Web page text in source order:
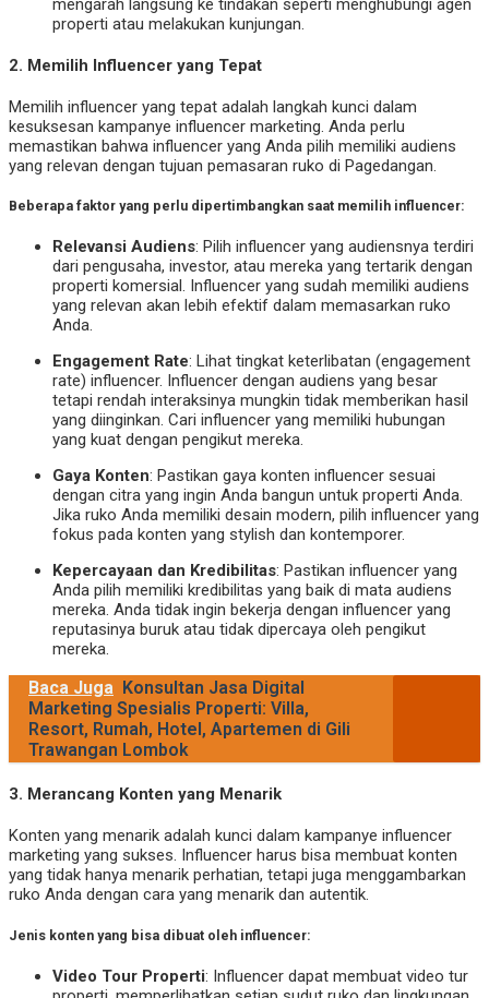
mengarah langsung ke tindakan seperti menghubungi agen
properti atau melakukan kunjungan.
2. Memilih Influencer yang Tepat
Memilih influencer yang tepat adalah langkah kunci dalam
kesuksesan kampanye influencer marketing. Anda perlu
memastikan bahwa influencer yang Anda pilih memiliki audiens
yang relevan dengan tujuan pemasaran ruko di Pagedangan.
Beberapa faktor yang perlu dipertimbangkan saat memilih influencer:
Relevansi Audiens: Pilih influencer yang audiensnya terdiri
dari pengusaha, investor, atau mereka yang tertarik dengan
properti komersial. Influencer yang sudah memiliki audiens
yang relevan akan lebih efektif dalam memasarkan ruko
Anda.
Engagement Rate: Lihat tingkat keterlibatan (engagement
rate) influencer. Influencer dengan audiens yang besar
tetapi rendah interaksinya mungkin tidak memberikan hasil
yang diinginkan. Cari influencer yang memiliki hubungan
yang kuat dengan pengikut mereka.
Gaya Konten: Pastikan gaya konten influencer sesuai
dengan citra yang ingin Anda bangun untuk properti Anda.
Jika ruko Anda memiliki desain modern, pilih influencer yang
fokus pada konten yang stylish dan kontemporer.
Kepercayaan dan Kredibilitas: Pastikan influencer yang
Anda pilih memiliki kredibilitas yang baik di mata audiens
mereka. Anda tidak ingin bekerja dengan influencer yang
reputasinya buruk atau tidak dipercaya oleh pengikut
mereka.
Baca Juga Konsultan Jasa Digital
Marketing Spesialis Properti: Villa,
Resort, Rumah, Hotel, Apartemen di Gili
Trawangan Lombok
3. Merancang Konten yang Menarik
Konten yang menarik adalah kunci dalam kampanye influencer
marketing yang sukses. Influencer harus bisa membuat konten
yang tidak hanya menarik perhatian, tetapi juga menggambarkan
ruko Anda dengan cara yang menarik dan autentik.
Jenis konten yang bisa dibuat oleh influencer:
Video Tour Properti: Influencer dapat membuat video tur